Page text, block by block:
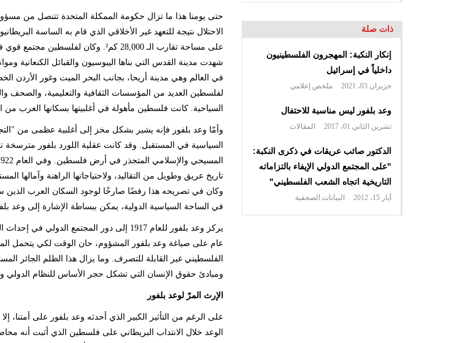
حتى يومنا هذا ما تزال حكومة الممكلة المتحدة تتنصل من
الاحتلال نتيجة للتعهد غير الأخلاقي الذي قام به الساسة البريطانيون. ففي العام 1917 كان
على مساحة تقارب الـ28,000
كم². وكان لفلسطين مجتمع قوي
شهدت مدينة القدس التي بناها اليبوسيون والقبائل الكنعانية
في العالم وهي مدينة أريحا، بجانب البحر الميت وغور
لفلسطين العديد من المؤسسات الثقافية والتعليمية،
السياحية. كانت فلسطين مأهولة في أغلبيتها بسكانها العرب
وأمّا وعد بلفور فإنه يشير بشكل مخز إلى أغلبية عظمى من
السياسية في المستقبل. وقد كانت عقلية اللورد بلفور مترسخة
تاريخ عريق وطويل من التقاليد، ولاحتياجاتها الراهنة وآمالها
وكان في تصريحه هذا رفضًا صارخًا لوجود السكان العرب الذين
في الساحة السياسية الدولية، يمكن ببساطة الإشارة إلى وعد
عام على صياغة وعد بلفور المشؤوم، حان الوقت لكي يتحمل
الفلسطيني غير القابلة للتصرف. وما يزال هذا الظلم الجائر
ومبادئ حقوق الإنسان التي تشكل حجر الأساس للنظام الدولي
الإرث المرّ لوعد بلفور
على الرغم من التأثير الكبير الذي أحدثه وعد بلفور على أمتنا،
الوعد خلال الانتداب البريطاني على فلسطين الذي أثبت أنه
ذات صلة
إنكار النكبة: المهجرون الفلسطينيون
داخلياً في إسرائيل
حزيران 03، 2021 ملخص إعلامي
وعد بلفور ليس مناسبة للاحتفال
تشرين الثاني 01، 2017 المقالات
الدكتور صائب عريقات في ذكرى النكبة:
"على المجتمع الدولي الإيفاء بالتزاماته
التاريخية اتجاه الشعب الفلسطيني"
أيار 15، 2012 البيانات الصحفية